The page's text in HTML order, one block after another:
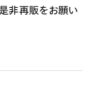
非再販をお願い